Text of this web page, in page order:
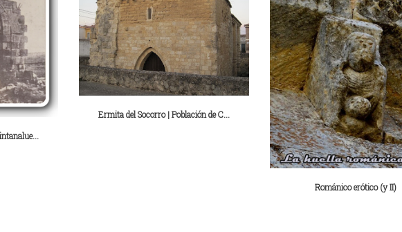
Ermita del Socorro | Población de C...
Románico erótico (y II)